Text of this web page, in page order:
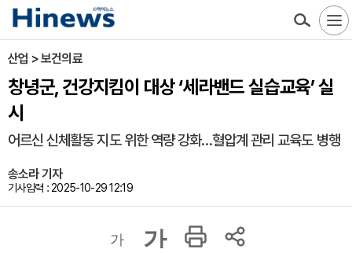
산업 > 보건의료
창녕군, 건강지킴이 대상 ‘세라밴드 실습교육’ 실
시
어르신 신체활동 지도 위한 역량 강화…혈압계 관리 교육도 병행
송소라 기자
기사입력 : 2025-10-29 12:19
가 가